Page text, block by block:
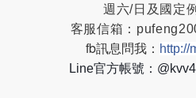
週六/日及國定
客服信箱：
fb訊息問我： http://
Line官方帳號：